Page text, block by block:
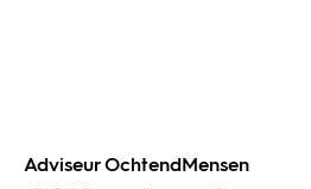
Adviseur OchtendMensen